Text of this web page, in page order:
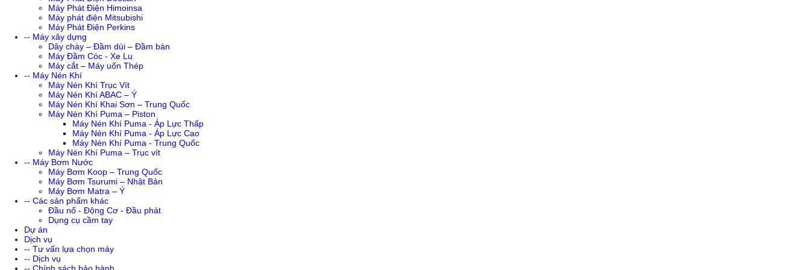
Máy Phát Điện Himoinsa
Máy phát điện Mitsubishi
Máy Phát Điện Perkins
-- Máy xây dựng
Dây chày – Đầm dùi – Đầm bàn
Máy Đầm Cóc - Xe Lu
Máy cắt – Máy uốn Thép
-- Máy Nén Khí
Máy Nén Khí Trục Vít
Máy Nén Khí ABAC – Ý
Máy Nén Khí Khai Sơn – Trung Quốc
Máy Nén Khí Puma – Piston
Máy Nén Khí Puma - Áp Lực Thấp
Máy Nén Khí Puma - Áp Lực Cao
Máy Nén Khí Puma - Trung Quốc
Máy Nén Khí Puma – Trục vít
-- Máy Bơm Nước
Máy Bơm Koop – Trung Quốc
Máy Bơm Tsurumi – Nhật Bản
Máy Bơm Matra – Ý
-- Các sản phẩm khác
Đầu nổ - Động Cơ - Đầu phát
Dụng cụ cầm tay
Dự án
Dịch vụ
-- Tư vấn lựa chọn máy
-- Dịch vụ